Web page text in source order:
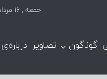
جمعه , ۱۶ مرداد ۱۴۰۵
گوناگون تصاویر